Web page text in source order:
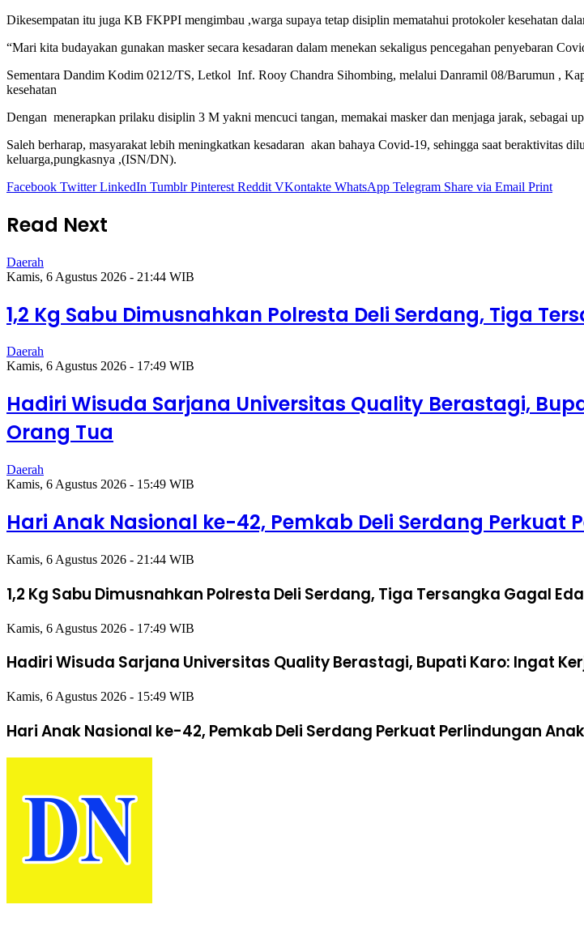
Dikesempatan itu juga KB FKPPI mengimbau ,warga supaya tetap disiplin mematahui protokoler kesehatan
“Mari kita budayakan gunakan masker secara kesadaran dalam menekan sekaligus pencegahan penyebaran
Sementara Dandim Kodim 0212/TS, Letkol Inf. Rooy Chandra Sihombing, melalui Danramil 08/Barumun ,
kesehatan
Dengan menerapkan prilaku disiplin 3 M yakni mencuci tangan, memakai masker dan menjaga jarak, sebagai
Saleh berharap, masyarakat lebih meningkatkan kesadaran akan bahaya Covid-19, sehingga saat beraktivitas
keluarga,pungkasnya ,(ISN/DN).
Facebook Twitter LinkedIn Tumblr Pinterest Reddit VKontakte WhatsApp Telegram Share via Email Print
Read Next
Daerah
Kamis, 6 Agustus 2026 - 21:44 WIB
1,2 Kg Sabu Dimusnahkan Polresta Deli Serdang, Tiga
Daerah
Kamis, 6 Agustus 2026 - 17:49 WIB
Hadiri Wisuda Sarjana Universitas Quality Berastagi,
Orang Tua
Daerah
Kamis, 6 Agustus 2026 - 15:49 WIB
Hari Anak Nasional ke-42, Pemkab Deli Serdang Perkuat
Kamis, 6 Agustus 2026 - 21:44 WIB
1,2 Kg Sabu Dimusnahkan Polresta Deli Serdang, Tiga Tersangka Gagal
Kamis, 6 Agustus 2026 - 17:49 WIB
Hadiri Wisuda Sarjana Universitas Quality Berastagi, Bupati Karo: Ingat
Kamis, 6 Agustus 2026 - 15:49 WIB
Hari Anak Nasional ke-42, Pemkab Deli Serdang Perkuat Perlindungan Anak